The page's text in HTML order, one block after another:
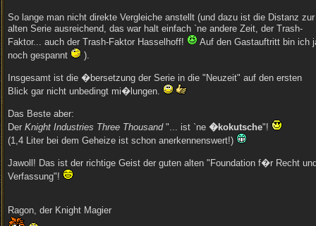
So lange man nicht direkte Vergleiche anstellt (und dazu ist die Distanz zur
alten Serie ausreichend, das war halt einfach `ne andere Zeit, der Trash-
Faktor... auch der Trash-Faktor Hasselhoff!
Auf den Gastauftritt bin ich
noch gespannt
).
Insgesamt ist die �bersetzung der Serie in die "Neuzeit" auf den ersten
Blick gar nicht unbedingt mi�lungen.
Das Beste aber:
Der Knight Industries Three Thousand"... ist `ne �kokutsche"!
(1,4 Liter bei dem Geheize ist schon anerkennenswert!)
Jawoll! Das ist der richtige Geist der guten alten "Foundation f�r Recht
Verfassung"!
Ragon, der Knight Magier